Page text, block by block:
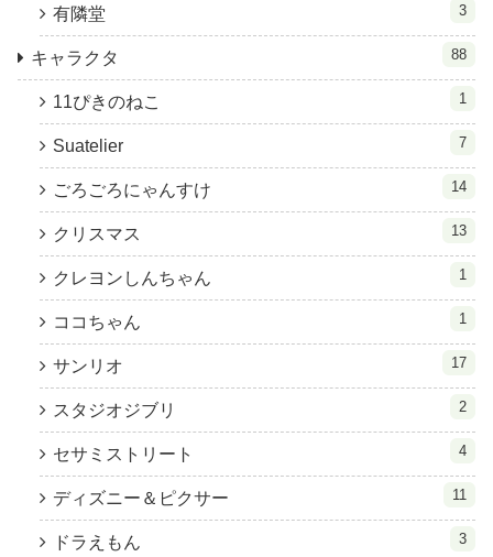
有隣堂 3
キャラクタ 88
11ぴきのねこ 1
Suatelier 7
ごろごろにゃんすけ 14
クリスマス 13
クレヨンしんちゃん 1
ココちゃん 1
サンリオ 17
スタジオジブリ 2
セサミストリート 4
ディズニー＆ピクサー 11
ドラえもん 3